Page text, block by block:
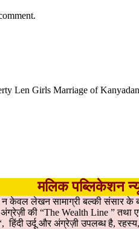
Len Girls Marriage of
मलिक पब्लिकेशन
केवल लेखन सामाग्री बल्की संसार
अंग्रेज़ी की “The Wealth Line ”
हिंदी उर्दू और अंग्रेज़ी उपलब्ध है,